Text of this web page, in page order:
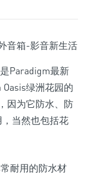
Paradigm最新
Oasis绿洲花园的
因为它防水、防
当然也包括花
耐用的防水材